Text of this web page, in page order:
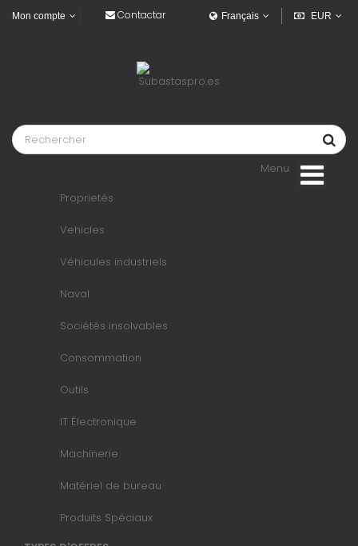
EUR
Français
Mon compte Contactar
Menu
Proprietés
Vehicles
Véhicules industriels
Naval
Sociétés insolvables
Consommation
Outils
IT Électronique
Machinerie
Matériel de bureau
Produits Spéciaux